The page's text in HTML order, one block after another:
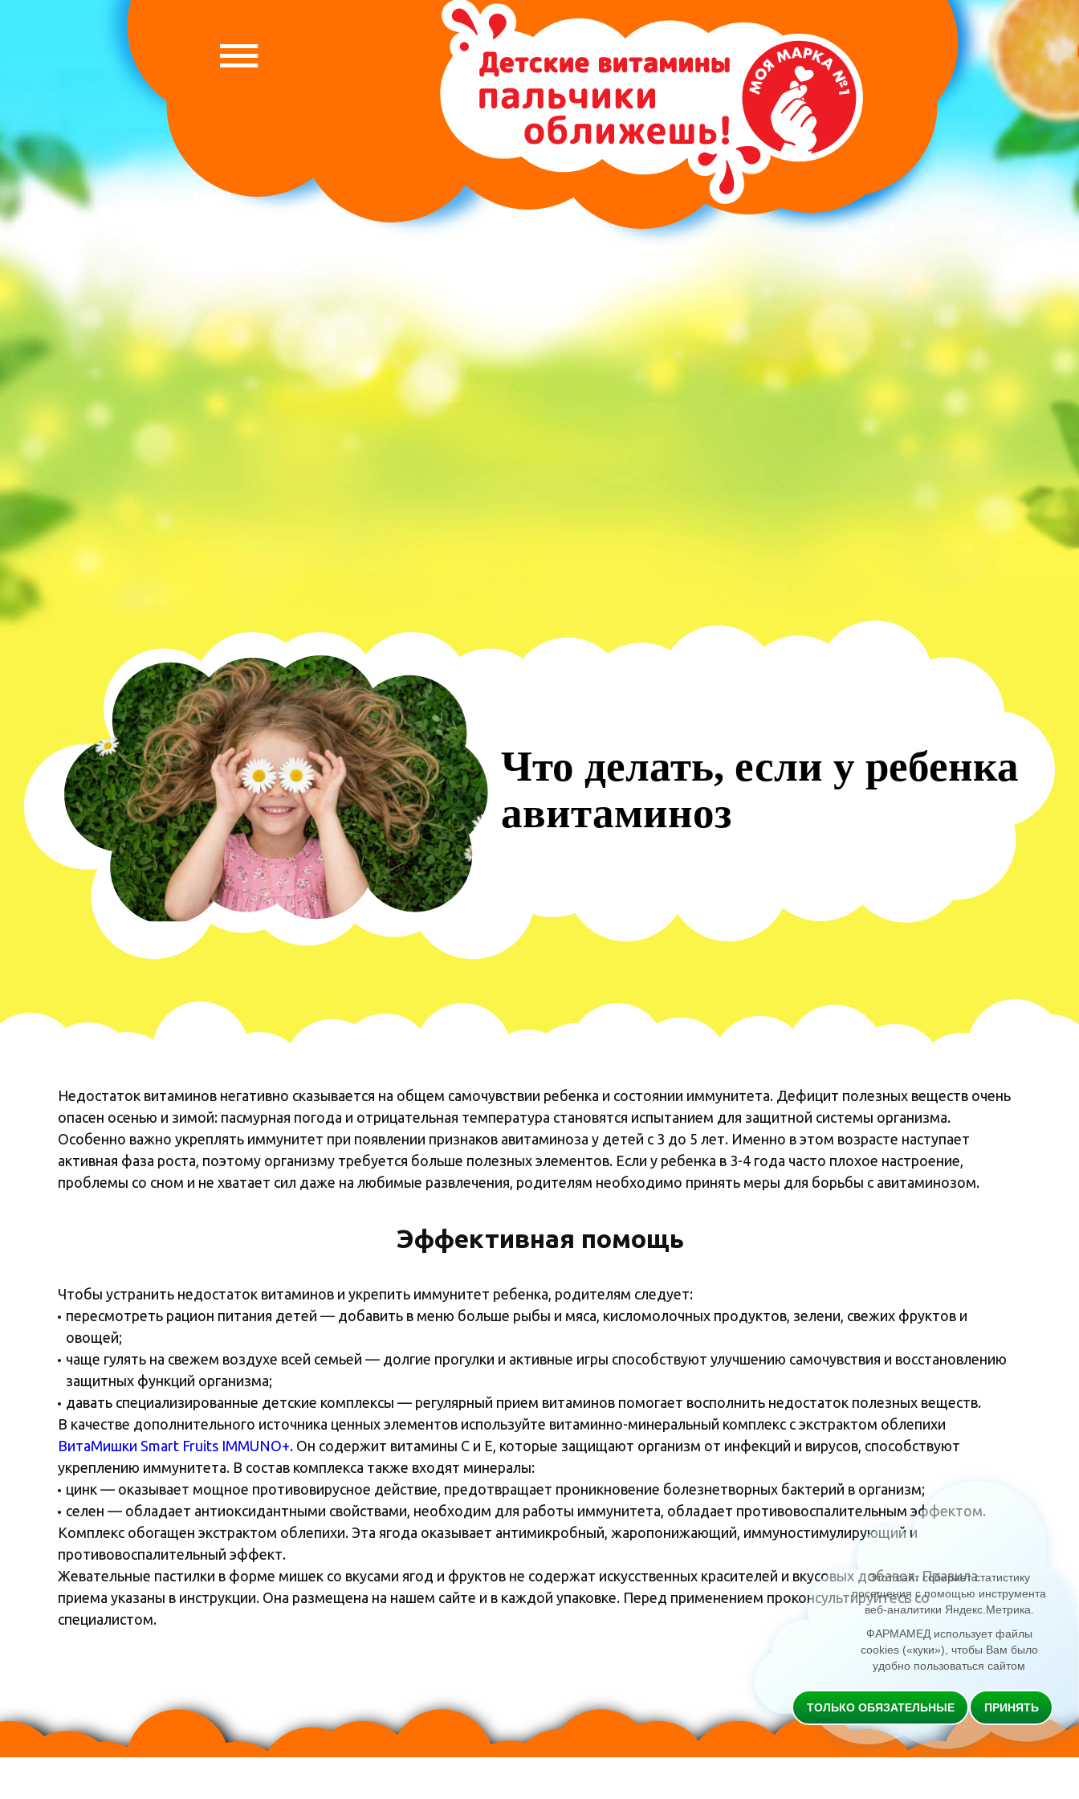
Что делать, если у ребенка
авитаминоз
Недостаток витаминов негативно сказывается на общем самочувствии ребенка и состоянии иммунитета. Дефицит полезных веществ очень
опасен осенью и зимой: пасмурная погода и отрицательная температура становятся испытанием для защитной системы организма.
Особенно важно укреплять иммунитет при появлении признаков авитаминоза у детей с 3 до 5 лет. Именно в этом возрасте наступает
активная фаза роста, поэтому организму требуется больше полезных элементов. Если у ребенка в 3-4 года часто плохое настроение,
проблемы со сном и не хватает сил даже на любимые развлечения, родителям необходимо принять меры для борьбы с авитаминозом.
Эффективная помощь
Чтобы устранить недостаток витаминов и укрепить иммунитет ребенка, родителям следует:
пересмотреть рацион питания детей — добавить в меню больше рыбы и мяса, кисломолочных продуктов, зелени, свежих фруктов и
овощей;
чаще гулять на свежем воздухе всей семьей — долгие прогулки и активные игры способствуют улучшению самочувствия и восстановлению
защитных функций организма;
давать специализированные детские комплексы — регулярный прием витаминов помогает восполнить недостаток полезных веществ.
В качестве дополнительного источника ценных элементов используйте витаминно-минеральный комплекс с экстрактом облепихи
ВитаМишки Smart Fruits IMMUNO+. Он содержит витамины С и Е, которые защищают организм от инфекций и вирусов, способствуют
укреплению иммунитета. В состав комплекса также входят минералы:
цинк — оказывает мощное противовирусное действие, предотвращает проникновение болезнетворных бактерий в организм;
селен — обладает антиоксидантными свойствами, необходим для работы иммунитета, обладает противовоспалительным эффектом.
Комплекс обогащен экстрактом облепихи. Эта ягода оказывает антимикробный, жаропонижающий, иммуностимулирующий и
противовоспалительный эффект.
Жевательные пастилки в форме мишек со вкусами ягод и фруктов не содержат искусственных красителей и вкусовых добавок. Правила
приема указаны в инструкции. Она размещена на нашем сайте и в каждой упаковке. Перед применением проконсультируйтесь со
специалистом.
Этот сайт собирает статистику
посещения с помощью инструмента
веб-аналитики Яндекс.Метрика
ФАРМАМЕД использует файлы
cookies («куки»), чтобы Вам было
удобно пользоваться сайтом
ТОЛЬКО ОБЯЗАТЕЛЬНЫЕ ПРИНЯТЬ